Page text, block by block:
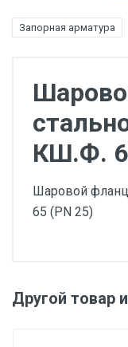
Запорная арматура
КШ.Ф.
Шаровой
65 (PN 25)
Другой товар